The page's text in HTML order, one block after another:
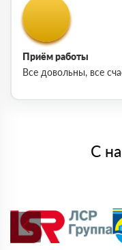
Приём работы
Все довольны, все
С